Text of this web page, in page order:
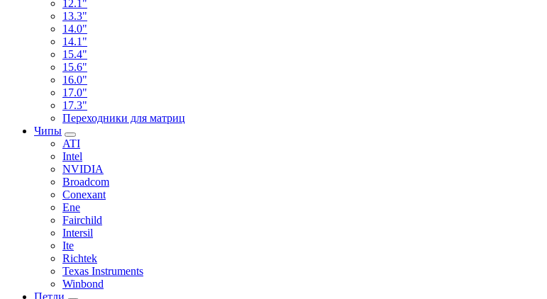
12.1"
13.3"
14.0"
14.1"
15.4"
15.6"
16.0"
17.0"
17.3"
Переходники для матриц
Чипы
ATI
Intel
NVIDIA
Broadcom
Conexant
Ene
Fairchild
Intersil
Ite
Richtek
Texas Instruments
Winbond
Петли